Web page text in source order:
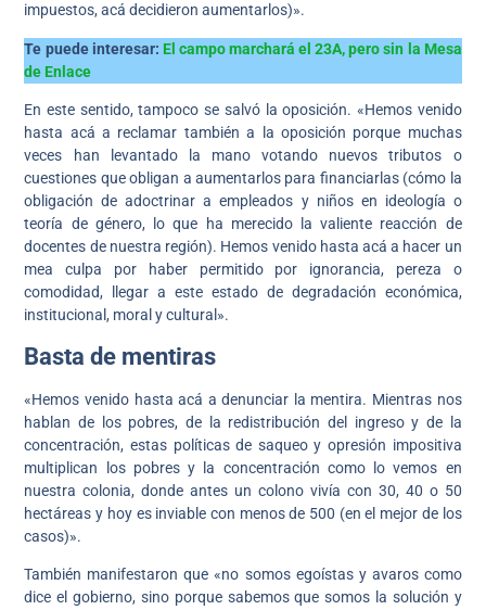
impuestos, acá decidieron aumentarlos)».
Te puede interesar: El campo marchará el 23A, pero sin la Mesa
de Enlace
En este sentido, tampoco se salvó la oposición. «Hemos venido
hasta acá a reclamar también a la oposición porque muchas
veces han levantado la mano votando nuevos tributos o
cuestiones que obligan a aumentarlos para financiarlas (cómo la
obligación de adoctrinar a empleados y niños en ideología o
teoría de género, lo que ha merecido la valiente reacción de
docentes de nuestra región). Hemos venido hasta acá a hacer un
mea culpa por haber permitido por ignorancia, pereza o
comodidad, llegar a este estado de degradación económica,
institucional, moral y cultural».
Basta de mentiras
«Hemos venido hasta acá a denunciar la mentira. Mientras nos
hablan de los pobres, de la redistribución del ingreso y de la
concentración, estas políticas de saqueo y opresión impositiva
multiplican los pobres y la concentración como lo vemos en
nuestra colonia, donde antes un colono vivía con 30, 40 o 50
hectáreas y hoy es inviable con menos de 500 (en el mejor de los
casos)».
También manifestaron que «no somos egoístas y avaros como
dice el gobierno, sino porque sabemos que somos la solución y